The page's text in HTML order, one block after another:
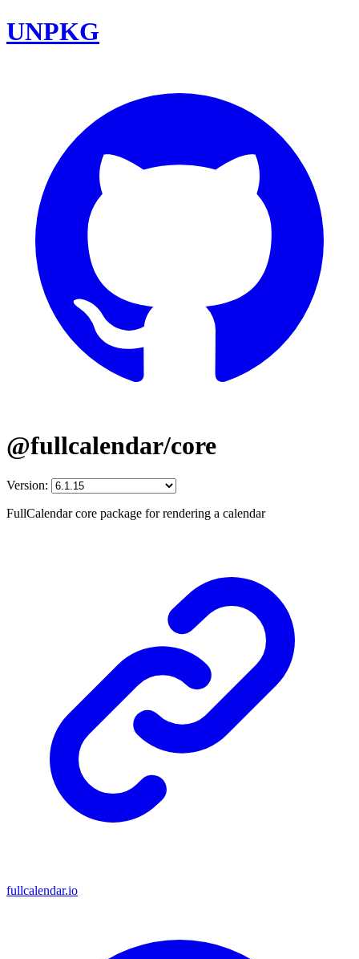
UNPKG
@fullcalendar/core
Version:
FullCalendar core package for rendering a calendar
fullcalendar.io